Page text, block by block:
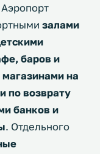
залами
баров и
на
по возврату
банков и
. Отдельного